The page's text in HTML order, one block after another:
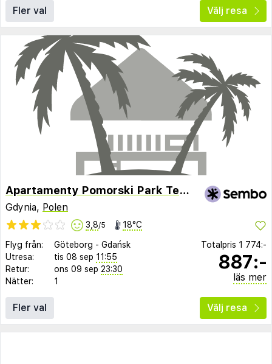
Fler val Välj resa
Apartamenty Pomorski Park Technologiczny
Gdynia, Polen
3,8/5 18°C
Flyg från: Göteborg - Gdańsk
Utresa:
tis 08 sep 11:55
Retur:
ons 09 sep 23:30
Nätter:
1
Totalpris 1 774:-
887:-
läs mer
Fler val Välj resa